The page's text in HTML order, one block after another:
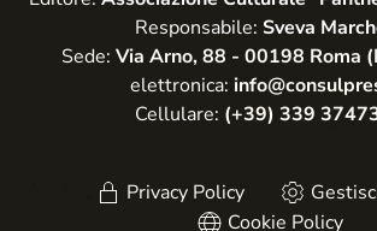
Responsabile: Sveva
Sede: Via Arno, 88 - 00198 Roma
elettronica:
Cellulare: (+39) 339
Privacy Policy
Cookie Policy